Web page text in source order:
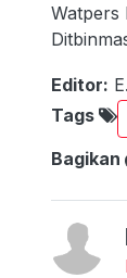
Watpers
Editor:
Tags
Bagikan